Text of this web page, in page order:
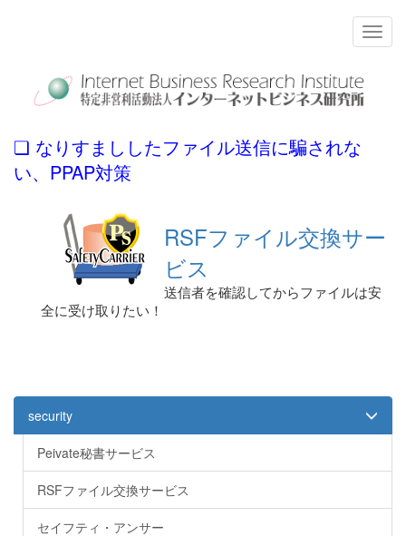
❏ なりすまししたファイル送信に騙されな
い、PPAP対策
RSFファイル交換サー
ビス
送信者を確認してからファイルは安
全に受け取りたい！
security
Peivate秘書サービス
RSFファイル交換サービス
セイフティ・アンサー